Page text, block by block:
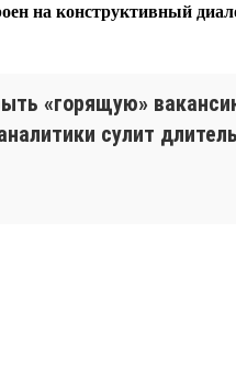
на конструктивный
«горящую»
сулит